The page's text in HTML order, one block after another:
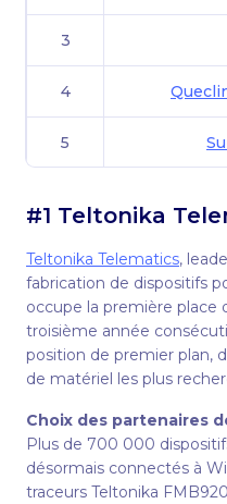
3
4
5
9
#1 Teltonika
Teltonika Telematics,
fabrication de dispositifs
occupe la première place
troisième année
position de premier plan,
de matériel les plus
Choix des partenaires
Plus de 700 000
désormais connectés à
traceurs Teltonika